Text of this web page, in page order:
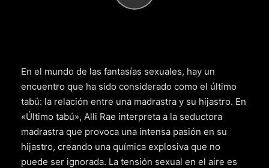
En el mundo de las fantasías sexuales, hay un
encuentro que ha sido considerado como el último
tabú: la relación entre una madrastra y su hijastro. En
«Último tabú», Alli Rae interpreta a la seductora
madrastra que provoca una intensa pasión en su
hijastro, creando una química explosiva que no
puede ser ignorada. La tensión sexual en el aire es